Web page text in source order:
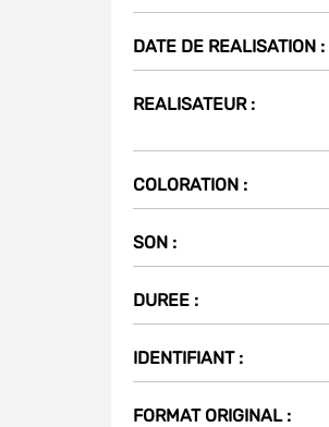
DATE DE REALISATION :
REALISATEUR :
COLORATION :
SON :
DUREE :
IDENTIFIANT :
FORMAT ORIGINAL :